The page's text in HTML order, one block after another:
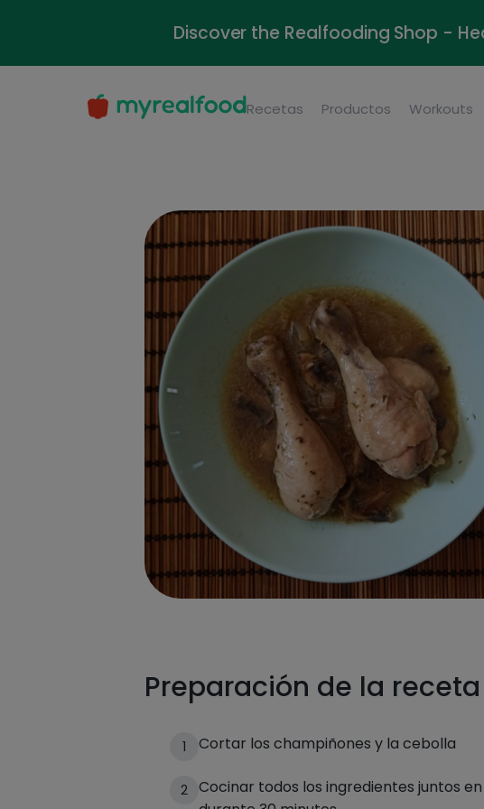
Discover the Realfooding Shop -
Recetas Productos Workouts
Preparación de la receta
1 Cortar los champiñones y la cebolla
2 Cocinar todos los ingredientes juntos